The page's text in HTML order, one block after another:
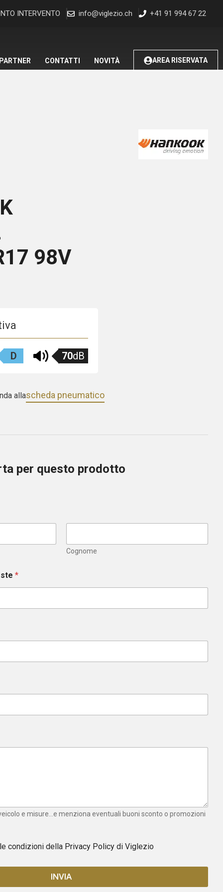
INTERVENTO info@viglezio.ch +41 91 994 67 22
CONTATTI NOVITÀ AREA RISERVATA
98V
D 70dB
allascheda pneumatico
per questo prodotto
Cognome
*
e misure...e menziona eventuali buoni sconto o promozioni
condizioni della Privacy Policy di Viglezio
INVIA